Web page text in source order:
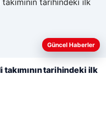
iyi anlayabilmek,
Güncel Haberler
tarihindeki ilk